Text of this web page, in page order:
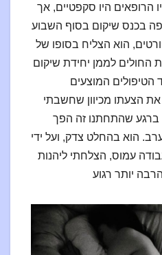
הרופאים היו סקפטיים, אך
בכנס שיקום בסוף השבוע
הוא הצליח בסופו של
לממן יחידת שיקום
הצעתו מכיוון שחשבתי
ברגע שהתחתנו זה הפך
הוא בהחלט צדק, ועל ידי
עמוס, הצלחתי ליהנות